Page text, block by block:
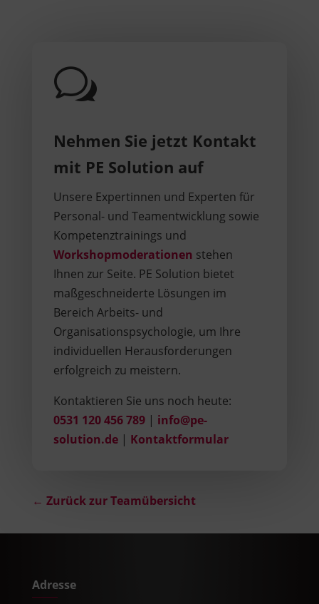
w
Nehmen Sie jetzt Kontakt
mit PE Solution auf
Unsere Expertinnen und Experten für
Personal- und Teamentwicklung sowie
Kompetenztrainings und
Workshopmoderationen stehen
Ihnen zur Seite. PE Solution bietet
maßgeschneiderte Lösungen im
Bereich Arbeits- und
Organisationspsychologie, um Ihre
individuellen Herausforderungen
erfolgreich zu meistern.
Kontaktieren Sie uns noch heute:
0531 120 456 789| info@pe-
solution.de| Kontaktformular
← Zurück zur Teamübersicht
Adresse